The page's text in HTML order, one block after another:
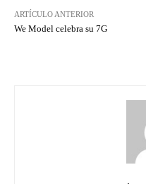
ARTÍCULO ANTERIOR
We Model celebra su 7G